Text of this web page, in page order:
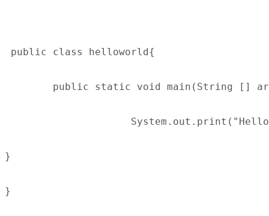
public class helloworld{
public static void main(String []
}
}